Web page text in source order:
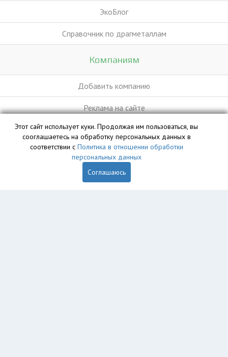
ЭкоБлог
Справочник по драгметаллам
Компаниям
Добавить компанию
Реклама на сайте
База данных сайта vyvoz.org является интеллектуальной
собственностью ООО «Профит» и охраняется законом.
Этот сайт использует куки. Продолжая им пользоваться, вы
сооглашаетесь на обработку персональных данных в
соответствии с Политика в отношении обработки
персональных данных
Соглашаюсь